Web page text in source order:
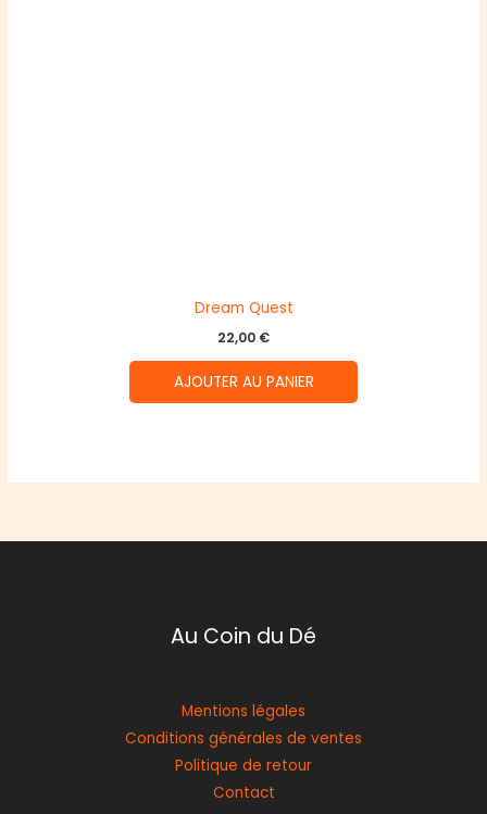
Dream Quest
22,00 €
AJOUTER AU PANIER
Au Coin du Dé
Mentions légales
Conditions générales de ventes
Politique de retour
Contact